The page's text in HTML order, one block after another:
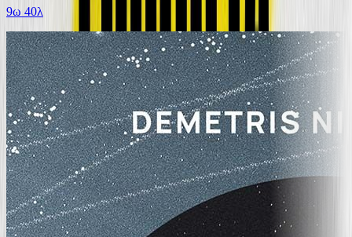
9ω 40λ